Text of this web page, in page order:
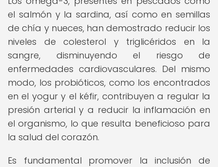
el salmón y la sardina, así como en semillas
de chía y nueces, han demostrado reducir los
niveles de colesterol y triglicéridos en la
sangre, disminuyendo el riesgo de
enfermedades cardiovasculares. Del mismo
modo, los probióticos, como los encontrados
en el yogur y el kéfir, contribuyen a regular la
presión arterial y a reducir la inflamación en
el organismo, lo que resulta beneficioso para
la salud del corazón.
Es fundamental promover la inclusión de